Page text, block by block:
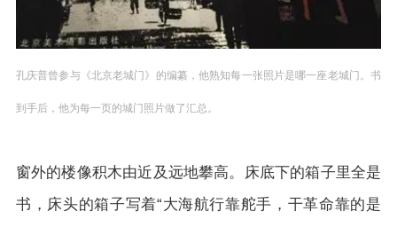
孔庆普曾参与《北京老城门》的编纂，他熟知每一张照片是哪一座老城门。书
到手后，他为每一页的城门照片做了汇总。
窗外的楼像积木由近及远地攀高。床底下的箱子里全是
书，床头的箱子写着“大海航行靠舵手，干革命靠的是